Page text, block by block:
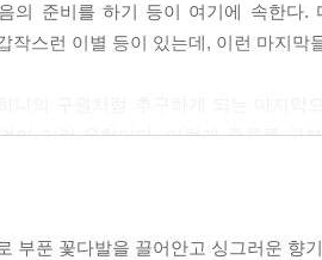
, 사랑했다는 것은, 우리의 존재에 가
음을 말로 표현하기 어려워할까? 아
의 준비를 하기 등이 여기에 속한다.
작스런 이별 등이 있는데, 이런 마지
이 이런 유형이다. 이렇게 종류를 구
의 자연스러운 장면 전환의 표지판
부푼 꽃다발을 끌어안고 싱그러운 향